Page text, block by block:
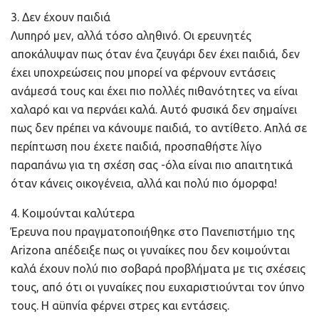
3. Δεν έχουν παιδιά
Λυπηρό μεν, αλλά τόσο αληθινό. Οι ερευνητές
αποκάλυψαν πως όταν ένα ζευγάρι δεν έχει παιδιά, δεν
έχει υποχρεώσεις που μπορεί να φέρνουν εντάσεις
ανάμεσά τους και έχει πιο πολλές πιθανότητες να είναι
χαλαρό και να περνάει καλά. Αυτό φυσικά δεν σημαίνει
πως δεν πρέπει να κάνουμε παιδιά, το αντίθετο. Απλά σε
περίπτωση που έχετε παιδιά, προσπαθήστε λίγο
παραπάνω για τη σχέση σας -όλα είναι πιο απαιτητικά
όταν κάνεις οικογένεια, αλλά και πολύ πιο όμορφα!
4. Κοιμούνται καλύτερα
Έρευνα που πραγματοποιήθηκε στο Πανεπιστήμιο της
Arizona απέδειξε πως οι γυναίκες που δεν κοιμούνται
καλά έχουν πολύ πιο σοβαρά προβλήματα με τις σχέσεις
τους, από ότι οι γυναίκες που ευχαριστιούνται τον ύπνο
τους. Η αϋπνία φέρνει στρες και εντάσεις.